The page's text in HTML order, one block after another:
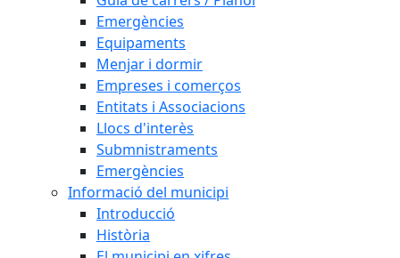
Emergències
Equipaments
Menjar i dormir
Empreses i comerços
Entitats i Associacions
Llocs d'interès
Submnistraments
Emergències
Informació del municipi
Introducció
Història